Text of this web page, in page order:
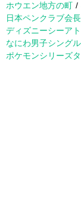
ホウエン地方の町
日本ペンクラブ会長
ディズニーシーア
なにわ男子シングル
ポケモンシリーズ